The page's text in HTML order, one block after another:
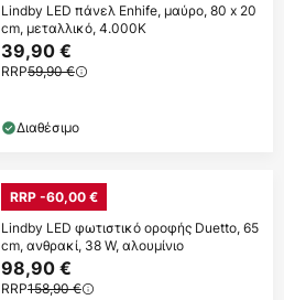
Lindby LED πάνελ Enhife, μαύρο, 80 x 20
cm, μεταλλικό, 4.000K
39,90 €
RRP59,90 €
Διαθέσιμο
RRP -60,00 €
Lindby LED φωτιστικό οροφής Duetto, 65
cm, ανθρακί, 38 W, αλουμίνιο
98,90 €
RRP158,90 €